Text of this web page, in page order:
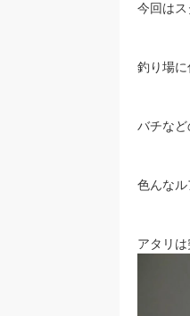
今回はス
釣り場
バチな
色んな
アタリは